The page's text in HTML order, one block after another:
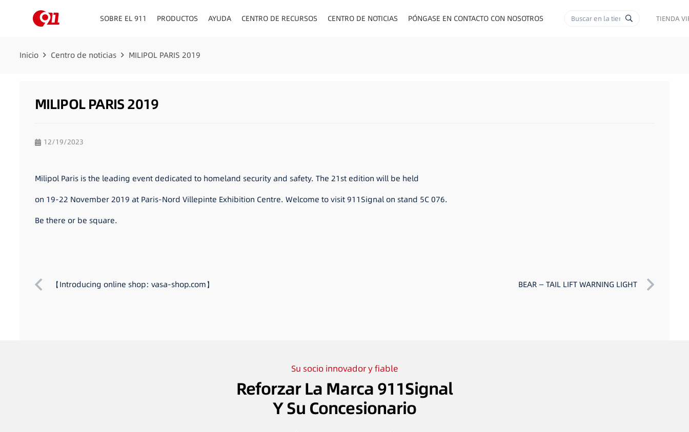
SOBRE EL 911 PRODUCTOS AYUDA CENTRO DE RECURSOS CENTRO DE NOTICIAS PÓNGASE EN CONTACTO CON NOSOTROS TIENDA
Inicio Centro de noticias MILIPOL PARIS 2019
MILIPOL PARIS 2019
12/19/2023
Milipol Paris is the leading event dedicated to homeland security and safety. The 21st edition will be held
on 19-22 November 2019 at Paris-Nord Villepinte Exhibition Centre. Welcome to visit 911Signal on stand 5C 076.
Be there or be square.
【Introducing online shop: vasa-shop.com】 BEAR — TAIL LIFT WARNING LIGHT
Su socio innovador y fiable
Reforzar La Marca 911Signal
Y Su Concesionario